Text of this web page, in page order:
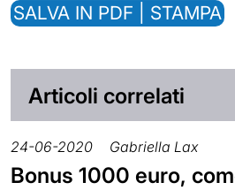
SALVA IN PDF | STAMPA
Articoli correlati
24-06-2020 Gabriella Lax
Bonus 1000 euro,